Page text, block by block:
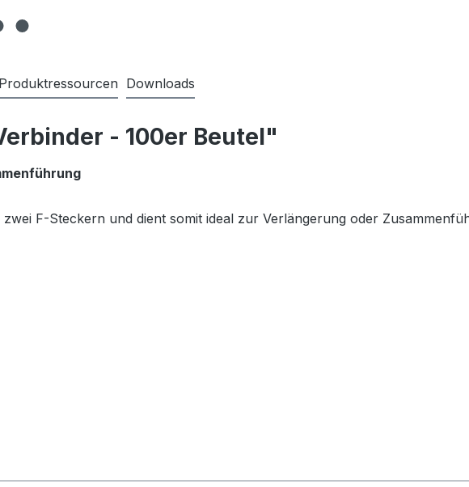
Downloads
- 100er Beutel"
F-Steckern und dient somit ideal zur Verlängerung oder